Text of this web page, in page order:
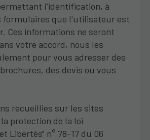
l'identification, à
formulaires que l'utilisateur est
Ces informations ne seront
votre accord, nous les
pour vous adresser des
des devis ou vous
recueillies sur les sites
protection de la loi
Libertés" n° 78-17 du 06